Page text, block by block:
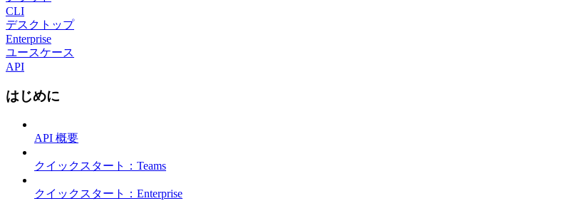
CLI
デスクトップ
Enterprise
ユースケース
API
はじめに
API 概要
クイックスタート：Teams
クイックスタート：Enterprise